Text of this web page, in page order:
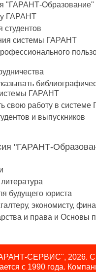
"ГАРАНТ-Образование"
ГАРАНТ
студентов
системы ГАРАНТ
ГАРАНТ
свою работу в
и выпускников
"ГАРАНТ-
будущего юриста
экономисту,
и права и Основы
СЕРВИС", 2026.
с 1990 года.